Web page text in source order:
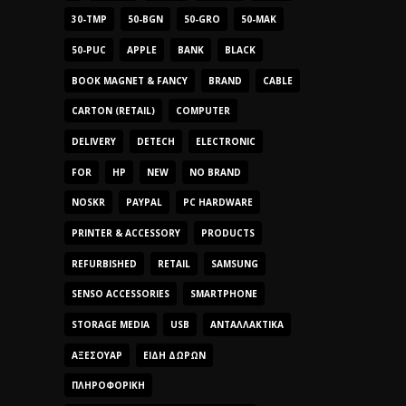
30-TMP 50-BGN 50-GRO 50-MAK
50-PUC APPLE BANK BLACK
BOOK MAGNET & FANCY BRAND CABLE
CARTON (RETAIL) COMPUTER
DELIVERY DETECH ELECTRONIC
FOR HP NEW NO BRAND
NOSKR PAYPAL PC HARDWARE
PRINTER & ACCESSORY PRODUCTS
REFURBISHED RETAIL SAMSUNG
SENSO ACCESSORIES SMARTPHONE
STORAGE MEDIA USB ΑΝΤΑΛΛΑΚΤΙΚΆ
ΑΞΕΣΟΥΆΡ ΕΊΔΗ ΔΏΡΩΝ
ΠΛΗΡΟΦΟΡΙΚΉ